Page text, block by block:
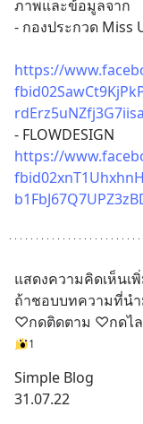
ภาพและข้อมูลจาก
- กองประกวด Miss
https://
- FLOWDESIGN
https://
แสดงความคิดเห็นเ
ถ้าชอบบทความที่นำ
♡กดติดตาม ♡กดไ
1
Simple Blog
31.07.22